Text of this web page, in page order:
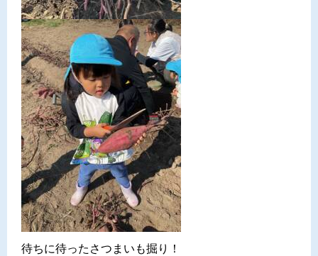
待ちに待ったさつまいも掘り！